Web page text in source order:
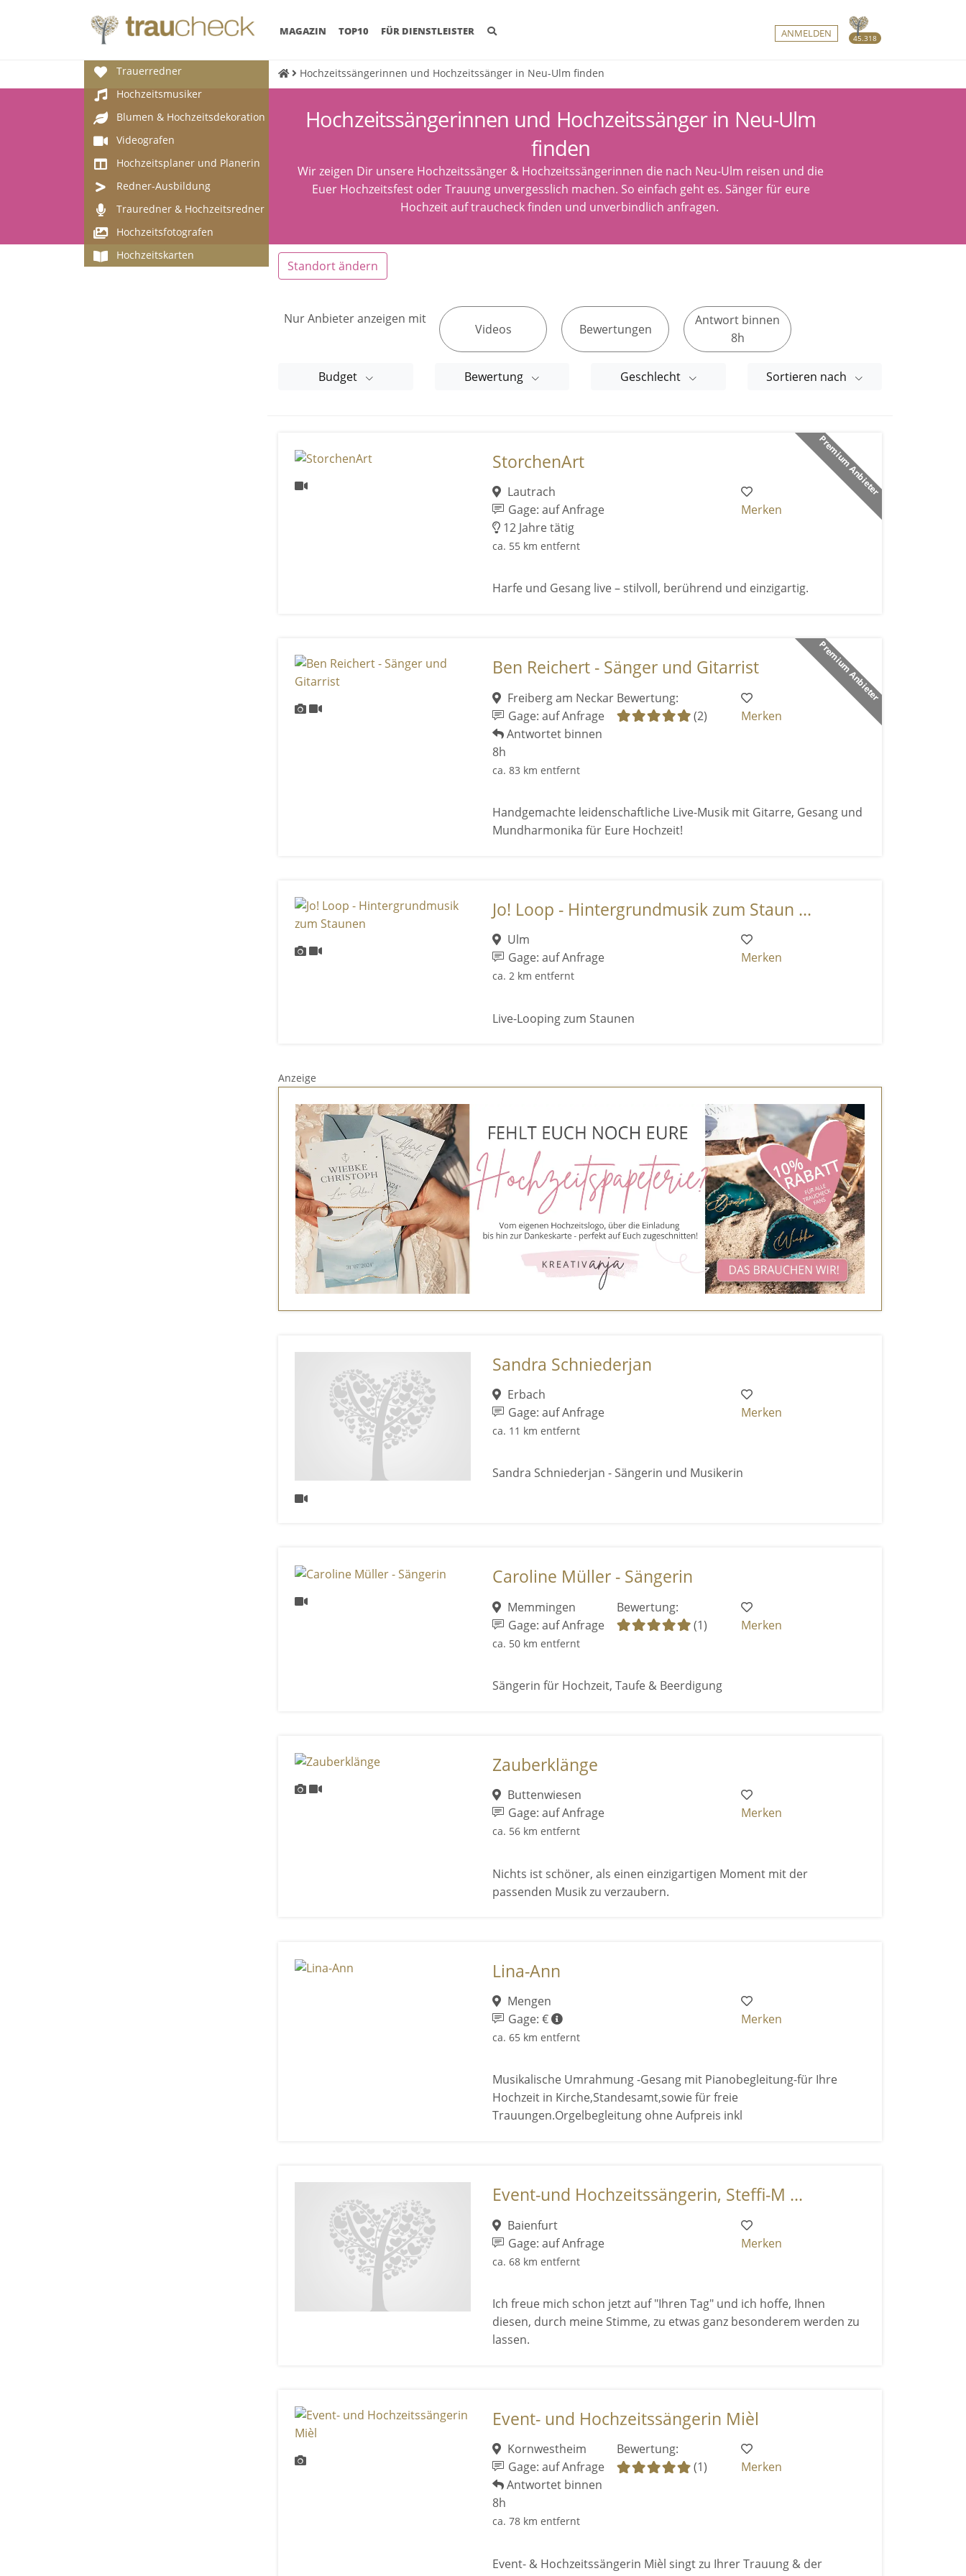
45.318
MAGAZIN (CURRENT)
TOP10 FÜR DIENSTLEISTER ANMELDEN
Trauerredner
Hochzeitsmusiker
Blumen & Hochzeitsdekoration
Videografen
Hochzeitsplaner und Planerin
Redner-Ausbildung
Trauredner & Hochzeitsredner
Hochzeitsfotografen
Hochzeitskarten
Hochzeitssängerinnen und Hochzeitssänger in Neu-Ulm finden
Hochzeitssängerinnen und Hochzeitssänger in Neu-Ulm
finden
Wir zeigen Dir unsere Hochzeitssänger & Hochzeitssängerinnen die nach Neu-Ulm reisen und die
Euer Hochzeitsfest oder Trauung unvergesslich machen. So einfach geht es. Sänger für eure
Hochzeit auf traucheck finden und unverbindlich anfragen.
Standort ändern
Nur Anbieter anzeigen mit
Videos Bewertungen
Antwort binnen
8h
Budget Bewertung Geschlecht Sortieren nach
Premium Anbieter
StorchenArt
Lautrach
Gage: auf Anfrage
12 Jahre tätig
ca. 55 km entfernt
Merken
Harfe und Gesang live – stilvoll, berührend und einzigartig.
Premium Anbieter
Ben Reichert - Sänger und Gitarrist
Freiberg am Neckar
Gage: auf Anfrage
Antwortet binnen
8h
ca. 83 km entfernt
Bewertung:
(2)
Merken
Handgemachte leidenschaftliche Live-Musik mit Gitarre, Gesang und
Mundharmonika für Eure Hochzeit!
Jo! Loop - Hintergrundmusik zum Staun ...
Ulm
Gage: auf Anfrage
ca. 2 km entfernt
Merken
Live-Looping zum Staunen
Anzeige
Sandra Schniederjan
Erbach
Gage: auf Anfrage
ca. 11 km entfernt
Merken
Sandra Schniederjan - Sängerin und Musikerin
Caroline Müller - Sängerin
Memmingen
Gage: auf Anfrage
ca. 50 km entfernt
Bewertung:
(1)
Merken
Sängerin für Hochzeit, Taufe & Beerdigung
Zauberklänge
Buttenwiesen
Gage: auf Anfrage
ca. 56 km entfernt
Merken
Nichts ist schöner, als einen einzigartigen Moment mit der
passenden Musik zu verzaubern.
Lina-Ann
Mengen
Gage: €
ca. 65 km entfernt
Merken
Musikalische Umrahmung -Gesang mit Pianobegleitung-für Ihre
Hochzeit in Kirche,Standesamt,sowie für freie
Trauungen.Orgelbegleitung ohne Aufpreis inkl
Event-und Hochzeitssängerin, Steffi-M ...
Baienfurt
Gage: auf Anfrage
ca. 68 km entfernt
Merken
Ich freue mich schon jetzt auf "Ihren Tag" und ich hoffe, Ihnen
diesen, durch meine Stimme, zu etwas ganz besonderem werden zu
lassen.
Event- und Hochzeitssängerin Mièl
Kornwestheim
Gage: auf Anfrage
Antwortet binnen
8h
ca. 78 km entfernt
Bewertung:
(1)
Merken
Event- & Hochzeitssängerin Mièl singt zu Ihrer Trauung & der